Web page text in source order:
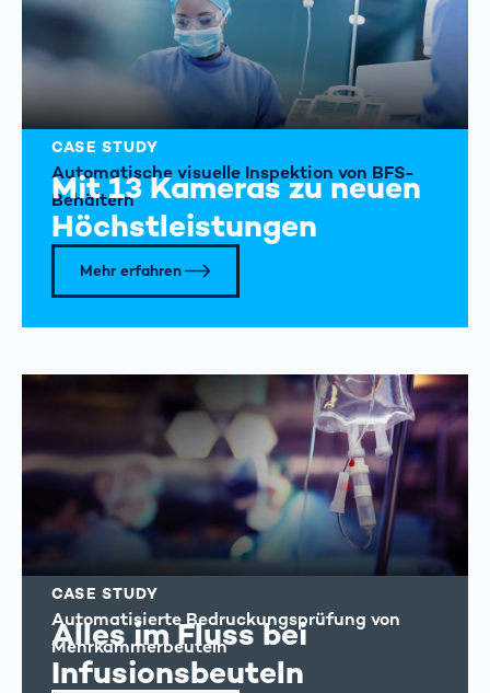
CASE STUDY
Mit 13 Kameras zu neuen
Höchstleistungen
Automatische visuelle Inspektion von BFS-
Behältern
Mehr erfahren
CASE STUDY
Alles im Fluss bei
Infusionsbeuteln
Automatisierte Bedruckungsprüfung von
Mehrkammerbeuteln